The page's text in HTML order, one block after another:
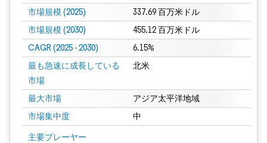
市場規模 (2025) 337.69 百万米ドル
市場規模 (2030) 455.12 百万米ドル
CAGR (2025 - 2030) 6.15%
最も急速に成長している
市場
北米
最大市場 アジア太平洋地域
市場集中度 中
主要プレーヤー